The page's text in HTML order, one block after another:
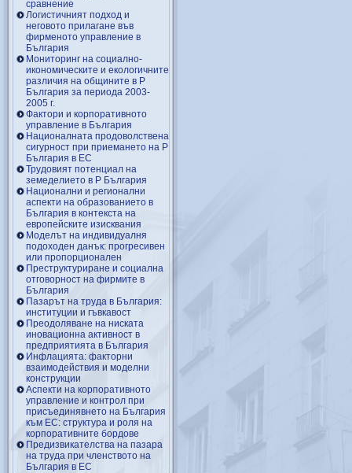
сравнение
Логистичният подход и
неговото прилагане във
фирменото управление в
България
Мониторинг на социално-
икономическите и екологичните
различия на общините в Р
България за периода 2003-
2005 г.
Фактори и корпоративното
управление в България
Националната продоволствена
сигурност при приемането на Р
България в ЕС
Трудовият потенциал на
земеделието в Р България
Национални и регионални
аспекти на образованието в
България в контекста на
европейските изисквания
Моделът на индивидуалня
подоходен данък: прогресивен
или пропорционален
Преструктуриране и социална
отговорност на фирмите в
България
Пазарът на труда в България:
институции и гъвкавост
Преодоляване на ниската
иновационна активност в
предприятията в България
Инфлацията: факторни
взаимодействия и моделни
конструкции
Аспекти на корпоративното
управление и контрол при
присъединявнето на България
към ЕС: структура и роля на
корпоративните бордове
Предизвикателства на пазара
на труда при членството на
България в ЕС